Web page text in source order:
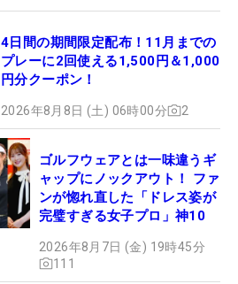
4日間の期間限定配布！11月までの
プレーに2回使える1,500円＆1,000
円分クーポン！
2026年8月8日 (土) 06時00分 2
ゴルフウェアとは一味違うギ
ャップにノックアウト！ ファ
ンが惚れ直した「ドレス姿が
完璧すぎる女子プロ」神10
2026年8月7日 (金) 19時45分
111